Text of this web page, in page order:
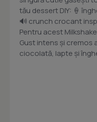
tău dessert DIY: 🍦
🔊 crunch crocant
Pentru acest
Gust intens și cremos
ciocolată, lapte și